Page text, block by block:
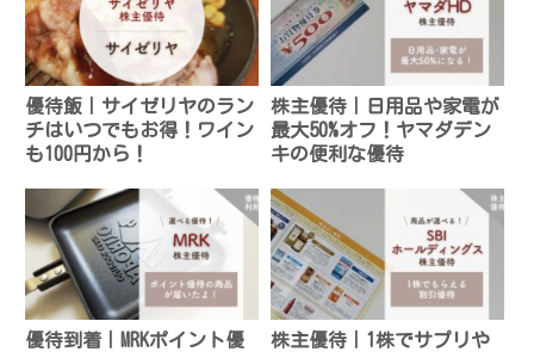
優待飯｜サイゼリヤのラン
チはいつでもお得！ワイン
も100円から！
株主優待｜日用品や家電が
最大50%オフ！ヤマダデン
キの便利な優待
優待到着｜MRKポイント優
株主優待｜1株でサプリや